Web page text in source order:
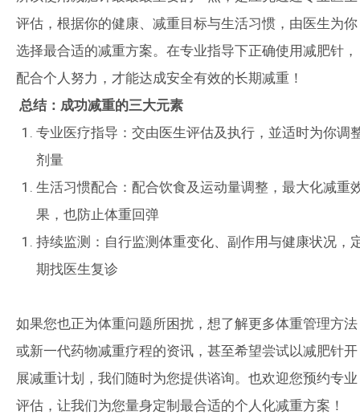
评估，根据你的健康、减重目标与生活习惯，由医生为你
选择最合适的减重方案。在专业指导下正确使用减肥针，
配合个人努力，才能达成安全有效的长期减重！
总结：成功减重的三大元素
专业医疗指导：交由医生评估及执行，並适时为你调
剂量
生活习惯配合：配合饮食及运动量调整，最大化减重
果，也防止体重回弹
持续监测：自行监测体重变化、副作用与健康状况，
期找医生复诊
如果您也正为体重问题所困扰，想了解更多体重管理方法
或新一代药物减重疗程的资讯，甚至希望尝试以减肥针开
展减重计划，我们随时为您提供谘询。也欢迎您预约专业
评估，让我们为您量身定制最合适的个人化减重方案！